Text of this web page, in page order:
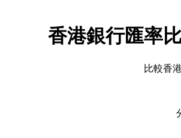
香港銀行匯率
比較香